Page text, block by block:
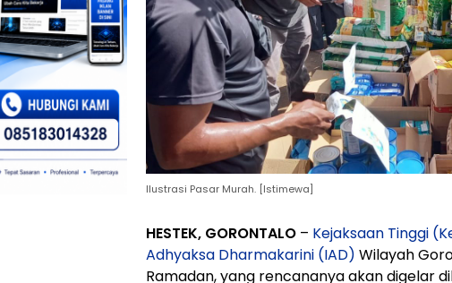
Ilustrasi Pasar Murah. [Istimewa]
HESTEK, GORONTALO – Kejaksaan Tinggi
Adhyaksa Dharmakarini (IAD) Wilayah
Ramadan, yang rencananya akan digelar